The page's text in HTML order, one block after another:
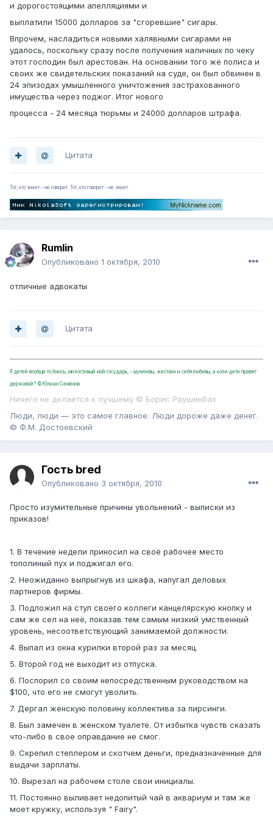
и дорогостоящими апелляциями и
выплатили 15000 долларов за "сгоревшие" сигары.
Впрочем, насладиться новыми халявными сигарами не
удалось, поскольку сразу после получения наличных по чеку
этот господин был арестован. На основании того же полиса и
своих же свидетельских показаний на суде, он был обвинен в
24 эпизодах умышленного уничтожения застрахованного
имущества через поджог. Итог нового
процесса - 24 месяца тюрьмы и 24000 долларов штрафа.
Цитата
Тот, кто знает - не говорит. Тот, кто говорит - не знает.
Rumlin
Опубликовано 1 октября, 2010
отличные адвокаты
Цитата
Я детей вообще то боюсь, милостивый мой государь, - шумливы, жестоки и себялюбивы, а коли дети правят
державой? ©Юлиан Семёнов
Ничего не делается к лучшему © Борис Раушенбах
Люди, люди — это самое главное. Люди дороже даже денег.
© Ф.М. Достоевский
Гость bred
Опубликовано 3 октября, 2010
Просто изумительные причины увольнений - выписки из
приказов!
1. В течение недели приносил на своё рабочее место
тополиный пух и поджигал его.
2. Неожиданно выпрыгнув из шкафа, напугал деловых
партнеров фирмы.
3. Подложил на стул своего коллеги канцелярскую кнопку и
сам же сел на неё, показав тем самым низкий умственный
уровень, несоответствующий занимаемой должности.
4. Выпал из окна курилки второй раз за месяц.
5. Второй год не выходит из отпуска.
6. Поспорил со своим непосредственным руководством на
$100, что его не смогут уволить.
7. Дергал женскую половину коллектива за пирсинги.
8. Был замечен в женском туалете. От избытка чувств сказать
что-либо в свое оправдание не смог.
9. Скрепил степлером и скотчем деньги, предназначенные для
выдачи зарплаты.
10. Вырезал на рабочем столе свои инициалы.
11. Постоянно выливает недопитый чай в аквариум и там же
моет кружку, используя " Fairy".